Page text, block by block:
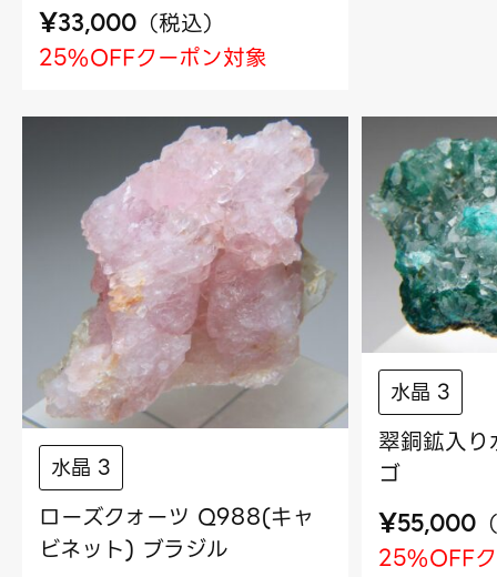
¥33,000 （税込）
25%OFFクーポン対象
水晶 3
ローズクォーツ Q988(キャ
ビネット) ブラジル
水晶 3
翠銅鉱入
ゴ
¥55,000 （
25%OFF